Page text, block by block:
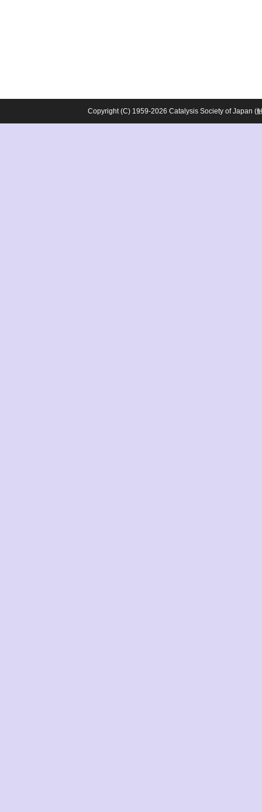
Copyright (C) 1959-2026 Catalysis Society of Japan (